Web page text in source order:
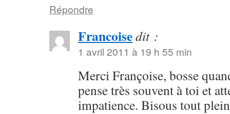
Répondre
Francoisedit :
1 avril 2011 à 19 h 55 min
Merci Françoise, bosse
pense très souvent à toi et
impatience. Bisous tout plein